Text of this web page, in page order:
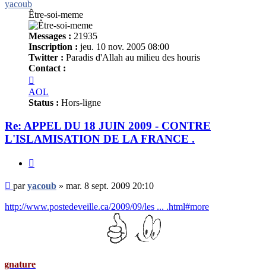
yacoub
Être-soi-meme
Messages : 21935
Inscription : jeu. 10 nov. 2005 08:00
Twitter : Paradis d'Allah au milieu des houris
Contact :
yacoub
AOL
Status : Hors-ligne
Re: APPEL DU 18 JUIN 2009 - CONTRE
L'ISLAMISATION DE LA FRANCE .
Message
non
lu
paryacoub » mar. 8 sept. 2009 20:10
http://www.postedeveille.ca/2009/09/les ... .html#more